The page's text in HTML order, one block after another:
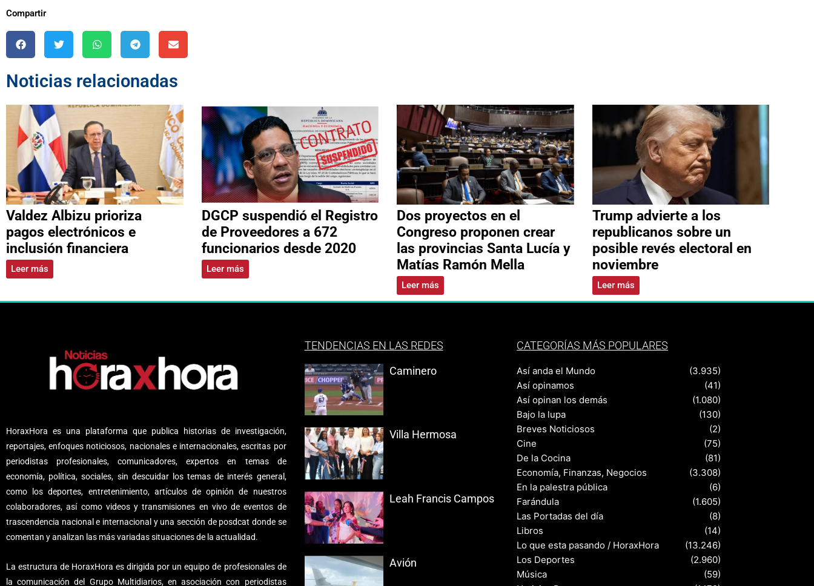
Compartir
Noticias relacionadas
Valdez Albizu prioriza
pagos electrónicos e
inclusión financiera
Leer más
DGCP suspendió el Registro
de Proveedores a 672
funcionarios desde 2020
Leer más
Dos proyectos en el
Congreso proponen crear
las provincias Santa Lucía y
Matías Ramón Mella
Leer más
Trump advierte a los
republicanos sobre un
posible revés electoral en
noviembre
Leer más
HoraxHora es una plataforma que publica historias de investigación,
reportajes, enfoques noticiosos, nacionales e internacionales, escritas por
periodistas profesionales, comunicadores, expertos en temas de
economía, política, sociales, sin descuidar los temas de interés general,
como los deportes, entretenimiento, artículos de opinión de nuestros
colaboradores, así como videos y transmisiones en vivo de eventos de
trascendencia nacional e internacional y una sección de posdcat donde se
comentan y analizan las más variadas situaciones de la actualidad.
La estructura de HoraxHora es dirigida por un equipo de profesionales de
la comunicación del Grupo Multidiarios, en asociación con periodistas
TENDENCIAS EN LAS REDES
Caminero
Villa Hermosa
Leah Francis Campos
Avión
CATEGORÍAS MÁS POPULARES
Así anda el Mundo
(3.935)
Así opinamos
(41)
Así opinan los demás
(1.080)
Bajo la lupa
(130)
Breves Noticiosos
(2)
Cine
(75)
De la Cocina
(81)
Economía, Finanzas, Negocios
(3.308)
En la palestra pública
(6)
Farándula
(1.605)
Las Portadas del día
(8)
Libros
(14)
Lo que esta pasando / HoraxHora
(13.246)
Los Deportes
(2.960)
Música
(59)